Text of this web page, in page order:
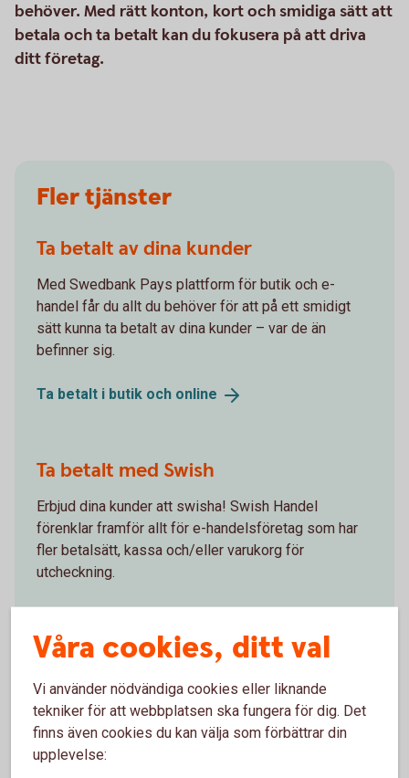
behöver. Med rätt konton, kort och smidiga sätt att
betala och ta betalt kan du fokusera på att driva
ditt företag.
Fler tjänster
Ta betalt av dina kunder
Med Swedbank Pays plattform för butik och e-
handel får du allt du behöver för att på ett smidigt
sätt kunna ta betalt av dina kunder – var de än
befinner sig.
Ta betalt i butik och online
Ta betalt med Swish
Erbjud dina kunder att swisha! Swish Handel
förenklar framför allt för e-handelsföretag som har
fler betalsätt, kassa och/eller varukorg för
utcheckning.
Betala leverantörer och anställda
Betalningar ska vara enkla att genomföra och ske i
rätt tid. Vi har lösningar för både svenska och
Våra cookies, ditt val
Vi använder nödvändiga cookies eller liknande
tekniker för att webbplatsen ska fungera för dig. Det
finns även cookies du kan välja som förbättrar din
upplevelse: